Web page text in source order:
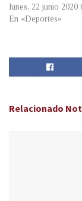
lunes, 22 junio 2020
En «Deportes»
Relacionado